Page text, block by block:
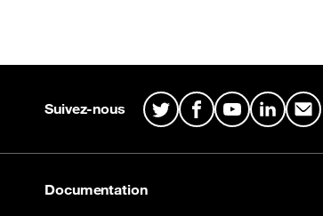
Suivez-nous TwitterFacebook
YoutubeLinkedIn
Mail
Documentation